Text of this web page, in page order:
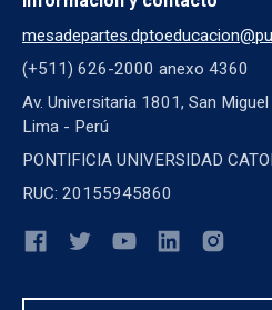
(+511) 626-2000 anexo 4360
Av. Universitaria 1801, San
Lima - Perú
PONTIFICIA UNIVERSIDAD
RUC: 20155945860